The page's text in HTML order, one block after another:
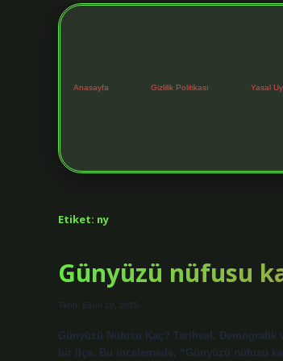
Anasayfa Gizlilik Politikası Yasal
Etiket: ny
Günyüzü nüfusu
Tarih: Ekim 20, 2025
Günyüzü Nüfusu Kaç? Tarihsel,
bir ilçe. Bu incelemede, “Günyüzü nüfusu